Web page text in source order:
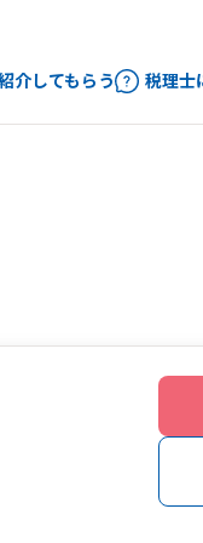
介してもらう 税理士